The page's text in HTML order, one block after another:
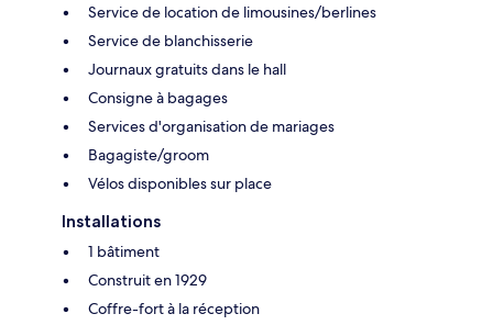
Service de location de limousines/berlines
Service de blanchisserie
Journaux gratuits dans le hall
Consigne à bagages
Services d'organisation de mariages
Bagagiste/groom
Vélos disponibles sur place
Installations
1 bâtiment
Construit en 1929
Coffre-fort à la réception